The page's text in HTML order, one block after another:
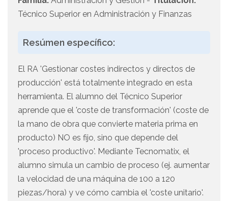
Técnico Superior en Administración y Finanzas
Resúmen específico:
El RA 'Gestionar costes indirectos y directos de
producción' está totalmente integrado en esta
herramienta. El alumno del Técnico Superior
aprende que el 'coste de transformación' (coste de
la mano de obra que convierte materia prima en
producto) NO es fijo, sino que depende del
'proceso productivo'. Mediante Tecnomatix, el
alumno simula un cambio de proceso (ej. aumentar
la velocidad de una máquina de 100 a 120
piezas/hora) y ve cómo cambia el 'coste unitario'.